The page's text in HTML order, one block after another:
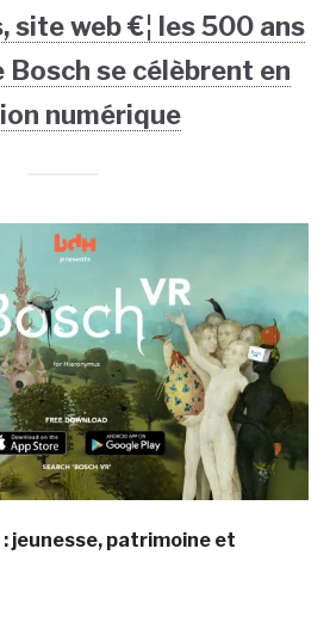
web €¦ les 500 ans
Bosch se célèbrent en
numérique
: jeunesse, patrimoine et